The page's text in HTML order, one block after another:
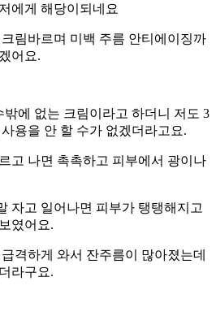
에게 해당이되네요
림바르며 미백 주름 안티에이징까
어요.
에 없는 크림이라고 하더니 저도 3
용을 안 할 수가 없겠더라고요.
고 나면 촉촉하고 피부에서 광이나
자고 일어나면 피부가 탱탱해지고
였어요.
격하게 와서 잔주름이 많아졌는데
라구요.